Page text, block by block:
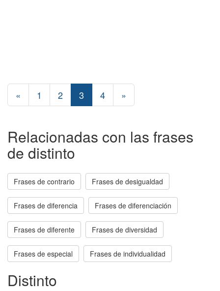
« 1 2 3 4 »
Relacionadas con las frases
de distinto
Frases de contrario Frases de desigualdad
Frases de diferencia Frases de diferenciación
Frases de diferente Frases de diversidad
Frases de especial Frases de individualidad
Distinto